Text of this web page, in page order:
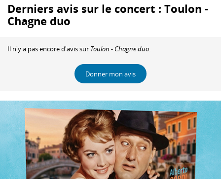
Derniers avis sur le concert : Toulon -
Chagne duo
Il n'y a pas encore d'avis sur Toulon - Chagne duo.
Donner mon avis